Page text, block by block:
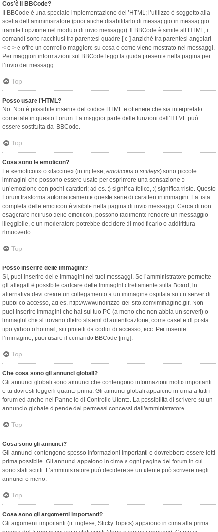
Cos’è il BBCode?
Il BBCode è una speciale implementazione dell’HTML; l’utilizzo è soggetto alla
scelta dell’amministratore (puoi anche disabilitarlo di messaggio in messaggio
tramite l’opzione nel modulo di invio messaggi). Il BBCode è simile all’HTML, i
comandi sono racchiusi tra parentesi quadre [ e ] anziché tra parentesi angolari
< e > e offre un controllo maggiore su cosa e come viene mostrato nei messaggi.
Per maggiori informazioni sul BBCode leggi la guida presente nella pagina per
l’invio dei messaggi.
Top
Posso usare l’HTML?
No. Non è possibile inserire del codice HTML e ottenere che sia interpretato
come tale in questo Forum. La maggior parte delle funzioni dell’HTML può
essere sostituita dal BBCode.
Top
Cosa sono le emoticon?
Le «emoticon» o «faccine» (in inglese, emoticons o smileys) sono piccole
immagini che possono essere usate per esprimere una sensazione o
un’emozione con pochi caratteri; ad es. :) significa felice, :( significa triste. Questo
Forum trasforma automaticamente queste serie di caratteri in immagini. La lista
completa delle emoticon è visibile nella pagina di invio messaggi. Cerca di non
esagerare nell’uso delle emoticon, possono facilmente rendere un messaggio
illeggibile, e un moderatore potrebbe decidere di modificarlo o addirittura
rimuoverlo.
Top
Posso inserire delle immagini?
Sì, puoi inserire delle immagini nei tuoi messaggi. Se l’amministratore permette
gli allegati è possibile caricare delle immagini direttamente sulla Board; in
alternativa devi creare un collegamento a un’immagine ospitata su un server di
pubblico accesso, ad es. http://www.indirizzo-del-sito.com/immagine.gif. Non
puoi inserire immagini che hai sul tuo PC (a meno che non abbia un server!) o
immagini che si trovano dietro sistemi di autenticazione, come caselle di posta
tipo yahoo o hotmail, siti protetti da codici di accesso, ecc. Per inserire
l’immagine, puoi usare il comando BBCode [img].
Top
Che cosa sono gli annunci globali?
Gli annunci globali sono annunci che contengono informazioni molto importanti
e tu dovresti leggerli quanto prima. Gli annunci globali appaiono in cima a tutti i
forum ed anche nel Pannello di Controllo Utente. La possibilità di scrivere su un
annuncio globale dipende dai permessi concessi dall’amministratore.
Top
Cosa sono gli annunci?
Gli annunci contengono spesso informazioni importanti e dovrebbero essere letti
prima possibile. Gli annunci appaiono in cima a ogni pagina del forum in cui
sono stati scritti. L’amministratore può decidere se un utente può scrivere negli
annunci o meno.
Top
Cosa sono gli argomenti importanti?
Gli argomenti importanti (in inglese, Sticky Topics) appaiono in cima alla prima